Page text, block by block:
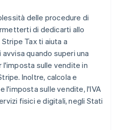
delle procedure di
di dedicarti allo
Tax ti aiuta a
quando superi una
sulle vendite in
Inoltre, calcola e
l'imposta sulle vendite, l'IVA
fisici e digitali, negli Stati